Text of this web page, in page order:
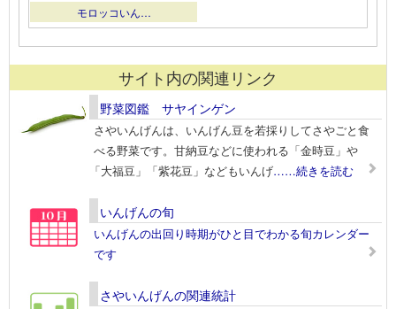
モロッコいん…
サイト内の関連リンク
野菜図鑑 サヤインゲン
さやいんげんは、いんげん豆を若採りしてさやごと食
べる野菜です。甘納豆などに使われる「金時豆」や
「大福豆」「紫花豆」などもいんげ……続きを読む
いんげんの旬
いんげんの出回り時期がひと目でわかる旬カレンダー
です
さやいんげんの関連統計